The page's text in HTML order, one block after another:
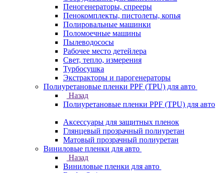
Пеногенераторы, спрееры
Пенокомплекты, пистолеты, копья
Полировальные машинки
Поломоечные машины
Пылеводососы
Рабочее место детейлера
Свет, тепло, измерения
Турбосушка
Экстракторы и парогенераторы
Полиуретановые пленки PPF (TPU) для авто
Назад
Полиуретановые пленки PPF (TPU) для авто
Аксессуары для защитных пленок
Глянцевый прозрачный полиуретан
Матовый прозрачный полиуретан
Виниловые пленки для авто
Назад
Виниловые пленки для авто